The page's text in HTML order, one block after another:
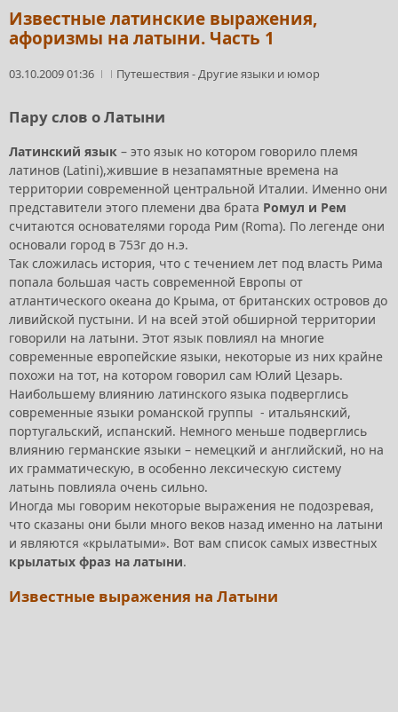
Известные латинские выражения,
афоризмы на латыни. Часть 1
03.10.2009 01:36 Путешествия -Другие языки и юмор
Пару слов о Латыни
Латинский язык – это язык но котором говорило племя
латинов (Latini),жившие в незапамятные времена на
территории современной центральной Италии. Именно они
представители этого племени два брата Ромул и Рем
считаются основателями города Рим (Roma). По легенде они
основали город в 753г до н.э.
Так сложилась история, что с течением лет под власть Рима
попала большая часть современной Европы от
атлантического океана до Крыма, от британских островов до
ливийской пустыни. И на всей этой обширной территории
говорили на латыни. Этот язык повлиял на многие
современные европейские языки, некоторые из них крайне
похожи на тот, на котором говорил сам Юлий Цезарь.
Наибольшему влиянию латинского языка подверглись
современные языки романской группы - итальянский,
португальский, испанский. Немного меньше подверглись
влиянию германские языки – немецкий и английский, но на
их грамматическую, в особенно лексическую систему
латынь повлияла очень сильно.
Иногда мы говорим некоторые выражения не подозревая,
что сказаны они были много веков назад именно на латыни
и являются «крылатыми». Вот вам список самых известных
крылатых фраз на латыни.
Известные выражения на Латыни